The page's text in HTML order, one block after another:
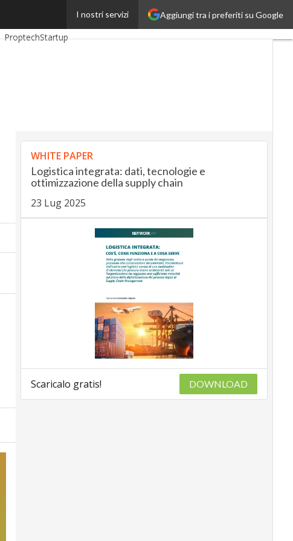
Aggiungi tra i preferiti su Google
I nostri servizi
InsuranceUp
ProptechStartup
WHITE PAPER
Logistica integrata: dati, tecnologie e
ottimizzazione della supply chain
23 Lug 2025
Scaricalo gratis! DOWNLOAD